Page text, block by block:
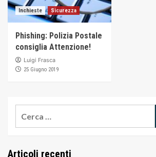
Inchieste Sicurezza
Phishing: Polizia Postale
consiglia Attenzione!
Luigi Frasca
25 Giugno 2019
Articoli recenti